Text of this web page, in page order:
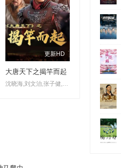
更新HD
大唐天下之揭竿而起
沈晓海,刘文治,张子健,刘奕君